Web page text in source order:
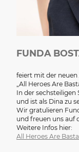
FUNDA
feiert mit der neuen
„All Heroes Are
In der
und ist als Dina zu
Wir gratulieren
und freuen uns auf
Weitere Infos hier:
All Heroes Are